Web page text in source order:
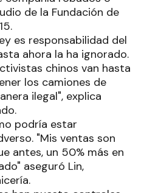
de la Fundación de
es responsabilidad del
ahora la ha ignorado.
chinos van hasta
los camiones de
ilegal", explica
podría estar
"Mis ventas son
antes, un 50% más en
aseguró Lin,